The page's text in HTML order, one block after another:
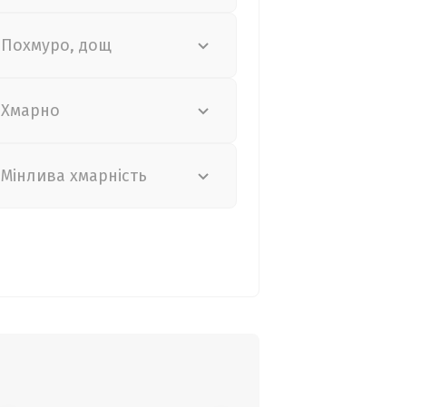
Похмуро, дощ
Хмарно
Мінлива хмарність